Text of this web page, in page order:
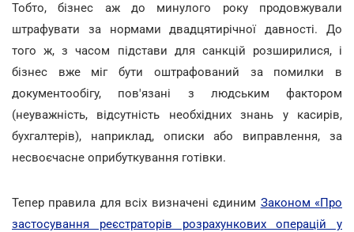
Тобто, бізнес аж до минулого року продовжували
штрафувати за нормами двадцятирічної давності. До
того ж, з часом підстави для санкцій розширилися, і
бізнес вже міг бути оштрафований за помилки в
документообігу, пов'язані з людським фактором
(неуважність, відсутність необхідних знань у касирів,
бухгалтерів), наприклад, описки або виправлення, за
несвоєчасне оприбуткування готівки.
Тепер правила для всіх визначені єдиним Законом «Про
застосування реєстраторів розрахункових операцій у